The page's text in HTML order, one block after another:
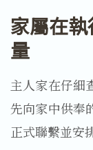
家屬在
量
主人家在仔細
先向家中供奉
正式聯繫並安